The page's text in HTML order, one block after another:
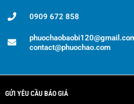
0909 672 858
contact@phuochao.com
GỬI YÊU CẦU BÁO GIÁ